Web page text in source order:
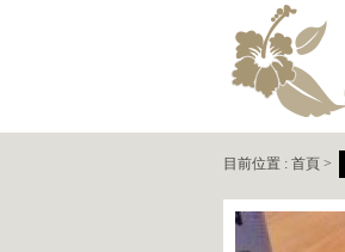
目前位置 : 首頁 >